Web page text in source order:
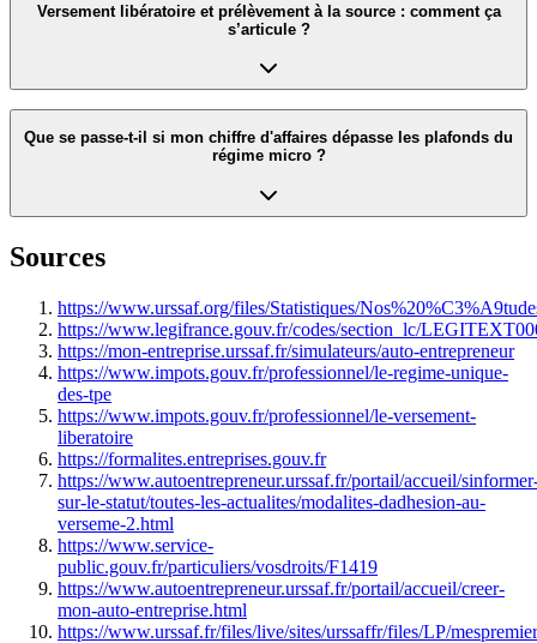
Versement libératoire et prélèvement à la source: comment ça
s’articule ?
Que se passe-t-il si mon chiffre d'affaires dépasse les plafonds du
régime micro?
Sources
https://www.urssaf.org/files/Statistiques/
https://www.legifrance.gouv.fr/codes/section_lc/
https://mon-entreprise.urssaf.fr/simulateurs/auto-entrepreneur
https://www.impots.gouv.fr/professionnel/le-regime-unique-
des-tpe
https://www.impots.gouv.fr/professionnel/le-versement-
liberatoire
https://formalites.entreprises.gouv.fr
https://www.autoentrepreneur.urssaf.fr/portail/accueil/
sur-le-statut/toutes-les-actualites/modalites-dadhesion-au-
verseme-2.html
https://www.service-
public.gouv.fr/particuliers/vosdroits/F1419
https://www.autoentrepreneur.urssaf.fr/portail/accueil/creer-
mon-auto-entreprise.html
https://www.urssaf.fr/files/live/sites/urssaffr/files/LP/